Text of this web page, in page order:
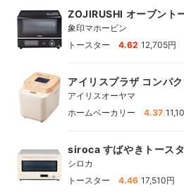
ZOJIRUSHI オーブント
象印マホービン
トースター
4.62 12,705円
アイリスプラザ コンパ
アイリスオーヤマ
ホームベーカリー
4.37
siroca すばやきトース
シロカ
トースター
4.46 17,510円